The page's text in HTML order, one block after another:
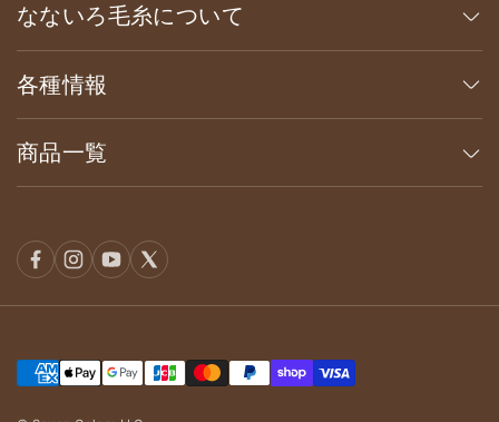
なないろ毛糸について
各種情報
商品一覧